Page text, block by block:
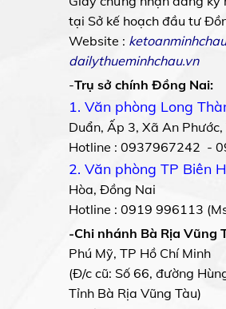
tại Sở kế hoạch đầu tư
Website :
dailythueminhchau.vn
-Trụ sở chính Đồng Nai:
1. Văn phòng Long
Duẩn, Ấp 3, Xã An
Hotline : 0937967242 -
2. Văn phòng TP Biên
Hòa, Đồng Nai
Hotline : 0919 996113
-Chi nhánh Bà Rịa Vũng
Phú Mỹ, TP Hồ Chí Minh
(Đ/c cũ: Số 66, đường
Tỉnh Bà Rịa Vũng Tàu)